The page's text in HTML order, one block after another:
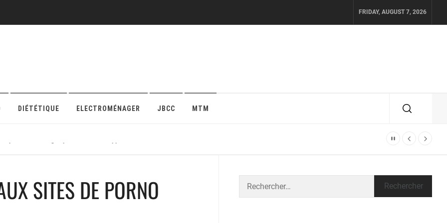
FRIDAY, AUGUST 7, 2026
DIÉTÉTIQUE ELECTROMÉNAGER JBCC MTM
protection en ligne pour maison ou appartement
SITES DE PORNO